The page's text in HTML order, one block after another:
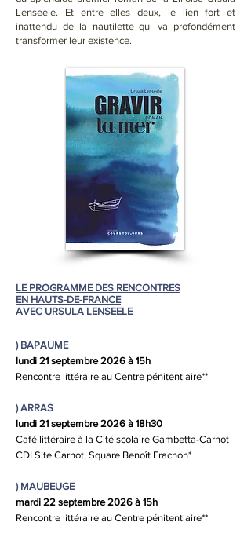
Lenseele. Et entre elles deux, le lien fort et
inattendu de la nautilette qui va profondément
transformer leur existence.
LE PROGRAMME DES RENCONTRES
EN HAUTS-DE-FRANCE
AVEC URSULA LENSEELE
)BAPAUME
lundi 21 septembre 2026 à 15h
Rencontre littéraire au Centre pénitentiaire**
) ARRAS
lundi 21 septembre 2026 à 18h30
Café littéraire à la Cité scolaire Gambetta-Carnot
CDI Site Carnot, Square Benoît Frachon*​
)MAUBEUGE
mardi 22 septembre 2026 à 15h
Rencontre littéraire au Centre pénitentiaire**